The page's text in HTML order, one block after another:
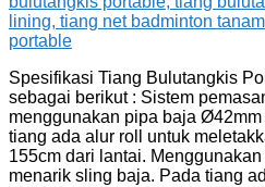
Spesifikasi Tiang Bulutangkis
sebagai berikut : Sistem
menggunakan pipa baja
tiang ada alur roll untuk
155cm dari lantai.
menarik sling baja. Pada tiang